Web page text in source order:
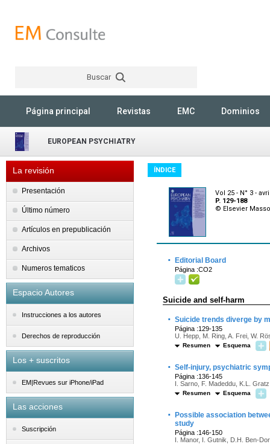
Buscar
Página principal Revistas EMC Dominios
EUROPEAN PSYCHIATRY
La revisión
Presentación
Último número
Artículos en prepublicación
Archivos
Numeros tematicos
Espacio Autores
Instrucciones a los autores
Derechos de reproducción
Los + suscritos
EM|Revues sur iPhone/iPad
Las acciones
Suscripción
ÍNDICE
Vol 25 - N° 3 -
P. 129-188
© Elsevier
· Editorial Board
Página :CO2
Suicide and self-harm
· Suicide trends diverge by
Página :129-135
U. Hepp, M. Ring, A. Frei, W.
Resumen Esquema
· Self-injury, psychiatric
Página :136-145
I. Sarno, F. Madeddu, K.L. Gratz
Resumen Esquema
·
Possible association
study
Página :146-150
I. Manor, I. Gutnik, D.H. Ben-